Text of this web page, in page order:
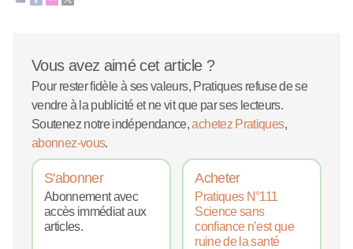
Vous avez aimé cet article ?
Pour rester fidèle à ses valeurs, Pratiques refuse de se
vendre à la publicité et ne vit que par ses lecteurs.
Soutenez notre indépendance,achetez Pratiques,
abonnez-vous.
S'abonner
Abonnement avec
accès immédiat aux
articles.
Acheter
Pratiques N°111
Science sans
confiance n’est que
ruine de la santé